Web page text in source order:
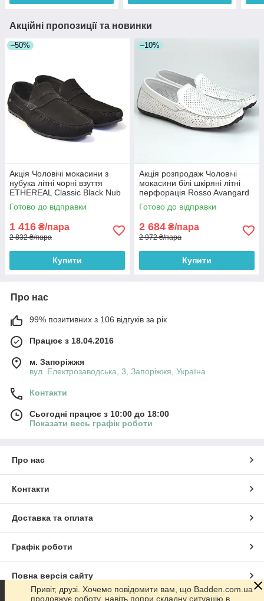
Акційні пропозиції та новинки
–50%
Акція Чоловічі мокасини з
нубука літні чорні взуття
ETHEREAL Classic Black Nub
by Rosso Avangard
Готово до відправки
1 416 ₴/пара
2 832 ₴/пара
Купити
–10%
Акція розпродаж Чоловічі
мокасини білі шкіряні літні
перфорація Rosso Avangard
M4 Flotar PerfWhite
Готово до відправки
2 684 ₴/пара
2 972 ₴/пара
Купити
Про нас
99% позитивних з 106 відгуків за рік
Працює з 18.04.2016
м. Запоріжжя
вул. Електрозаводська, 3, Запоріжжя, Україна
Контакти
Сьогодні працює з 10:00 до 18:00
Показати весь графік роботи
Про нас
Контакти
Доставка та оплата
Графік роботи
Повна версія сайту
Привіт, друзі. Хочемо повідомити вам, що Badden.com.ua
продовжує роботу, навіть попри складну ситуацію в